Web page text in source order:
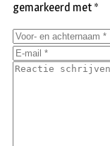
gemarkeerd met *